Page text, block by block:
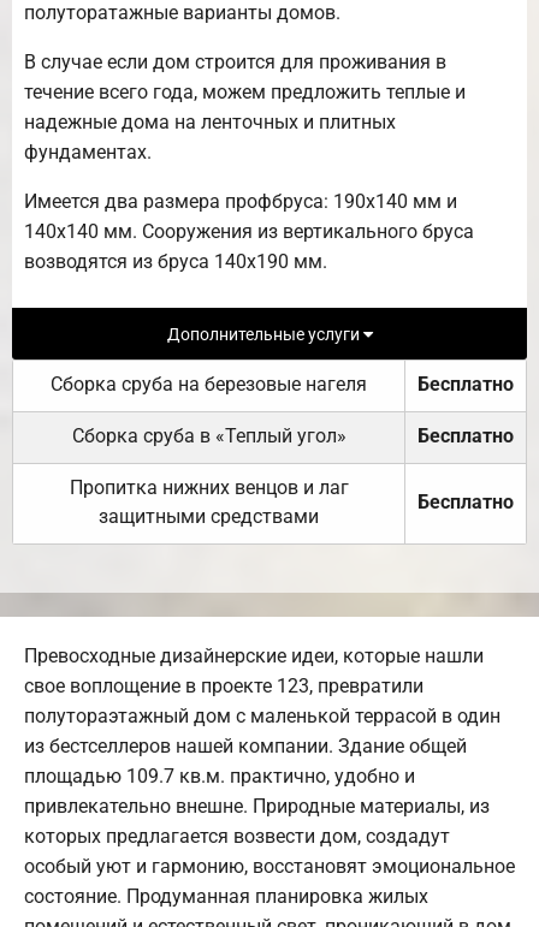
полуторатажные варианты домов.
В случае если дом строится для проживания в
течение всего года, можем предложить теплые и
надежные дома на ленточных и плитных
фундаментах.
Имеется два размера профбруса: 190х140 мм и
140х140 мм. Сооружения из вертикального бруса
возводятся из бруса 140х190 мм.
Дополнительные услуги
Сборка сруба на березовые нагеля Бесплатно
Сборка сруба в «Теплый угол» Бесплатно
Пропитка нижних венцов и лаг
защитными средствами
Бесплатно
Превосходные дизайнерские идеи, которые нашли
свое воплощение в проекте 123, превратили
полутораэтажный дом с маленькой террасой в один
из бестселлеров нашей компании. Здание общей
площадью 109.7 кв.м. практично, удобно и
привлекательно внешне. Природные материалы, из
которых предлагается возвести дом, создадут
особый уют и гармонию, восстановят эмоциональное
состояние. Продуманная планировка жилых